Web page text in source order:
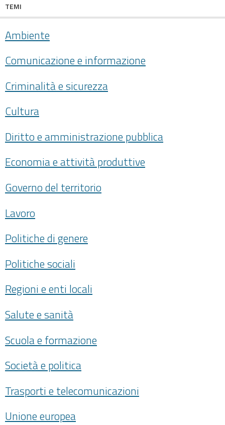
TEMI
Ambiente
Comunicazione e informazione
Criminalità e sicurezza
Cultura
Diritto e amministrazione pubblica
Economia e attività produttive
Governo del territorio
Lavoro
Politiche di genere
Politiche sociali
Regioni e enti locali
Salute e sanità
Scuola e formazione
Società e politica
Trasporti e telecomunicazioni
Unione europea